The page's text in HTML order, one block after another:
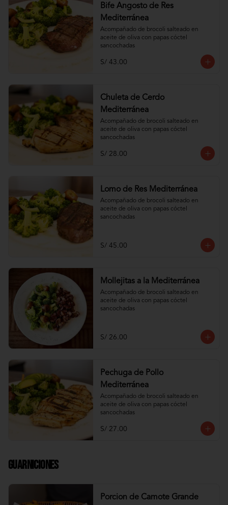
Bife Angosto de Res
Mediterránea
Acompañado de brocoli salteado en
aceite de oliva con papas cóctel
sancochadas
S/ 43.00
Chuleta de Cerdo
Mediterránea
Acompañado de brocoli salteado en
aceite de oliva con papas cóctel
sancochadas
S/ 28.00
Lomo de Res Mediterránea
Acompañado de brocoli salteado en
aceite de oliva con papas cóctel
sancochadas
S/ 45.00
Mollejitas a la Mediterránea
Acompañado de brocoli salteado en
aceite de oliva con papas cóctel
sancochadas
S/ 26.00
Pechuga de Pollo
Mediterránea
Acompañado de brocoli salteado en
aceite de oliva con papas cóctel
sancochadas
S/ 27.00
Guarniciones
Porcion de Camote Grande